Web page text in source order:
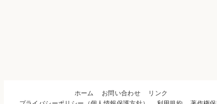
ホーム お問い合わせ
リンク